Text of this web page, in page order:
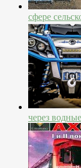
сфере
через